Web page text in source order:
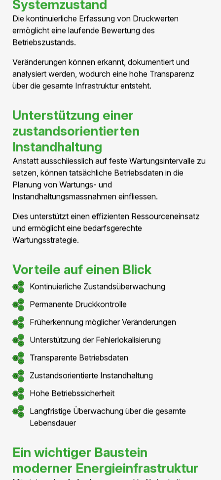
Vorteile des integrierten
Druckmonitorings
Kontinuierliche Zustandsüberwachung
Früherkennung möglicher Auffälligkeiten
Transparente Betriebsdaten
Hohe Betriebssicherheit
Überwachung über die gesamte Lebensdauer
Das Druckmanagement ist mehr als nur die
Aufrechterhaltung des Betriebsdrucks. Es liefert
kontinuierlich Informationen über den Zustand
effizienten Betrieb über Jahrzehnte.
Dichtheit über lange
Betriebszeiten
Ausgelegt für jahrzehntelangen
Betrieb
Die langfristige Dichtheit ist eine zentrale
Voraussetzung für die zuverlässige Funktion eines
Druckluftkabelsystems.
Durch die vollständig geschlossene
Aluminiumkapselung bleibt das Isolationsmedium
innerhalb des Systems kontrollierbar und vor äusseren
Dadurch können die elektrischen
Isolationseigenschaften über lange Betriebszeiträume